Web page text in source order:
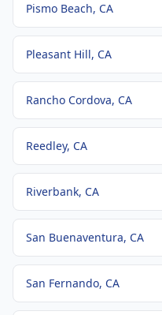
Pismo Beach, CA
Pleasant Hill, CA
Rancho Cordova, CA
Reedley, CA
Riverbank, CA
San Buenaventura, CA
San Fernando, CA